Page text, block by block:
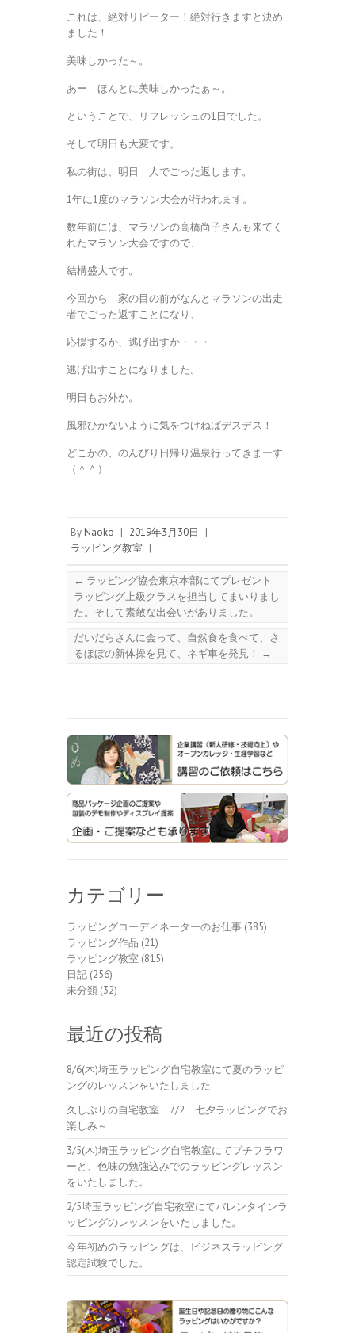
これは、絶対リピーター！絶対行きますと決め
ました！
美味しかった～。
あー ほんとに美味しかったぁ～。
ということで、リフレッシュの1日でした。
そして明日も大変です。
私の街は、明日 人でごった返します。
1年に1度のマラソン大会が行われます。
数年前には、マラソンの高橋尚子さんも来てく
れたマラソン大会ですので、
結構盛大です。
今回から 家の目の前がなんとマラソンの出走
者でごった返すことになり、
応援するか、逃げ出すか・・・
逃げ出すことになりました。
明日もお外か。
風邪ひかないように気をつけねばデスデス！
どこかの、のんびり日帰り温泉行ってきまーす
（＾＾）
By Naoko | 2019年3月30日
|
ラッピング教室 |
← ラッピング協会東京本部にてプレゼント
ラッピング上級クラスを担当してまいりまし
た。そして素敵な出会いがありました。
だいだらさんに会って、自然食を食べて、さ
るぼぼの新体操を見て、ネギ車を発見！
→
カテゴリー
ラッピングコーディネーターのお仕事 (385)
ラッピング作品 (21)
ラッピング教室 (815)
日記 (256)
未分類 (32)
最近の投稿
8/6(木)埼玉ラッピング自宅教室にて夏のラッピ
ングのレッスンをいたしました
久しぶりの自宅教室 7/2 七夕ラッピングでお
楽しみ～
3/5(木)埼玉ラッピング自宅教室にてプチフラワ
ーと、色味の勉強込みでのラッピングレッスン
をいたしました。
2/5埼玉ラッピング自宅教室にてバレンタインラ
ッピングのレッスンをいたしました。
今年初めのラッピングは、ビジネスラッピング
認定試験でした。